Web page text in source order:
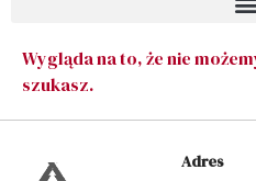
Wygląda na to, że nie
szukasz.
Adres